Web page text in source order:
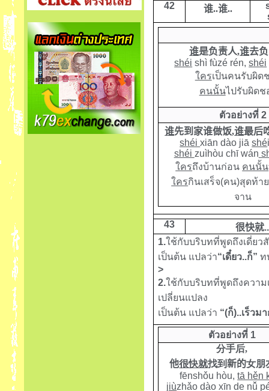
42 谁..谁..
谁是负责人,谁去
shéi shì fùzé rén,shéi
ใครเป็นคนรับผิด
คนนั้นไปรับผิดช
ตัวอย่างที่ 2
谁先到家谁做饭,谁最后
shéixiān dào jiāshé
shéi zuìhòu chī wán
ใครถึงบ้านก่อน คนนั้น
ใครกินเสร็จ(คน)สุดท้า
จาน
43 很快就..
1.ใช้กับบริบทที่พูดถึงเดี่ยว
เป็นต้น แปลว่า“เดี๋ยว..ก็” ท
>
2.ใช้กับบริบทที่พูดถึงความ
เปลี่ยนแปลง
เป็นต้น แปลว่า “(ก็)..เร็วม
ตัวอย่างที่ 1
分手后,
他很快就找到新的女朋
fēnshǒu hòu,tā hěn
jiùzhǎo dào xīn de nǚ